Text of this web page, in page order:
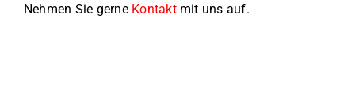
Nehmen Sie gerne Kontaktmit uns auf.